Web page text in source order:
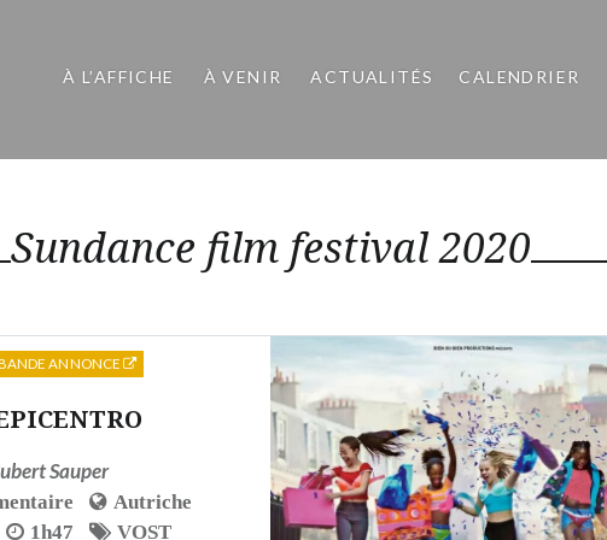
À L’AFFICHE À VENIR ACTUALITÉS CALENDRIER
Sundance film festival 2020
Sauper
Autriche
1h47
VOST
ANNONCE